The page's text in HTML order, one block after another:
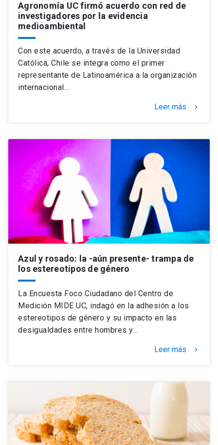
Agronomía UC firmó acuerdo con red de
investigadores por la evidencia
medioambiental
Con este acuerdo, a través de la Universidad
Católica, Chile se integra como el primer
representante de Latinoamérica a la organización
internacional…
Leer más keyboard_arrow_right
Azul y rosado: la -aún presente- trampa de
los estereotipos de género
La Encuesta Foco Ciudadano del Centro de
Medición MIDE UC, indagó en la adhesión a los
estereotipos de género y su impacto en las
desigualdades entre hombres y…
Leer más keyboard_arrow_right